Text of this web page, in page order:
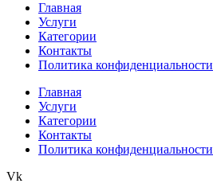
Главная
Услуги
Категории
Контакты
Политика конфиденциальности
Главная
Услуги
Категории
Контакты
Политика конфиденциальности
Vk